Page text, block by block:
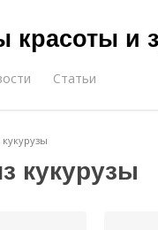
красоты и
Статьи
кукурузы
кукурузы